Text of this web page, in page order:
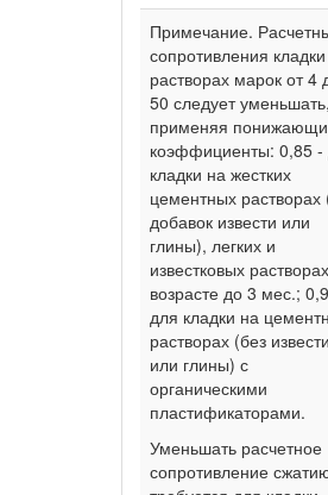
Примечание.
сопротивления
растворах марок от 4
50 следует уменьшать,
применяя
коэффициенты: 0,85 -
кладки на жестких
цементных растворах
добавок извести или
глины), легких и
известковых
возрасте до 3 мес.;
для кладки на
растворах (без извести
или глины) с
органическими
пластификаторами.
Уменьшать расчетное
сопротивление